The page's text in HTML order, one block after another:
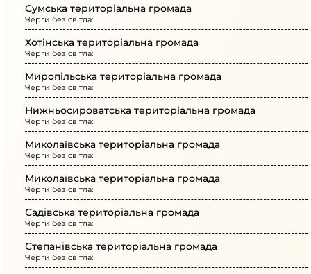
Сумська територіальна громада
Черги без світла:
Хотінська територіальна громада
Черги без світла:
Миропільська територіальна громада
Черги без світла:
Нижньосироватська територіальна громада
Черги без світла:
Миколаївська територіальна громада
Черги без світла:
Миколаївська територіальна громада
Черги без світла:
Садівська територіальна громада
Черги без світла:
Степанівська територіальна громада
Черги без світла: